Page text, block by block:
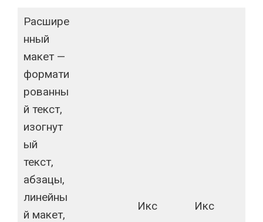
Расшире
нный
макет —
формати
рованны
й текст,
изогнут
ый
текст,
абзацы,
линейны
й макет,
Икс Икс